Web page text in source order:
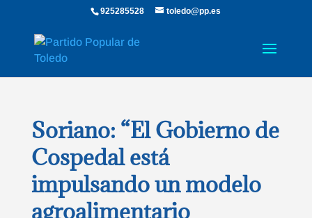
925285528 toledo@pp.es
Soriano: “El Gobierno de
Cospedal está
impulsando un modelo
agroalimentario